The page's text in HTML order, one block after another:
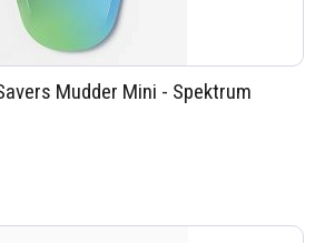
Mudder Mini - Spektrum